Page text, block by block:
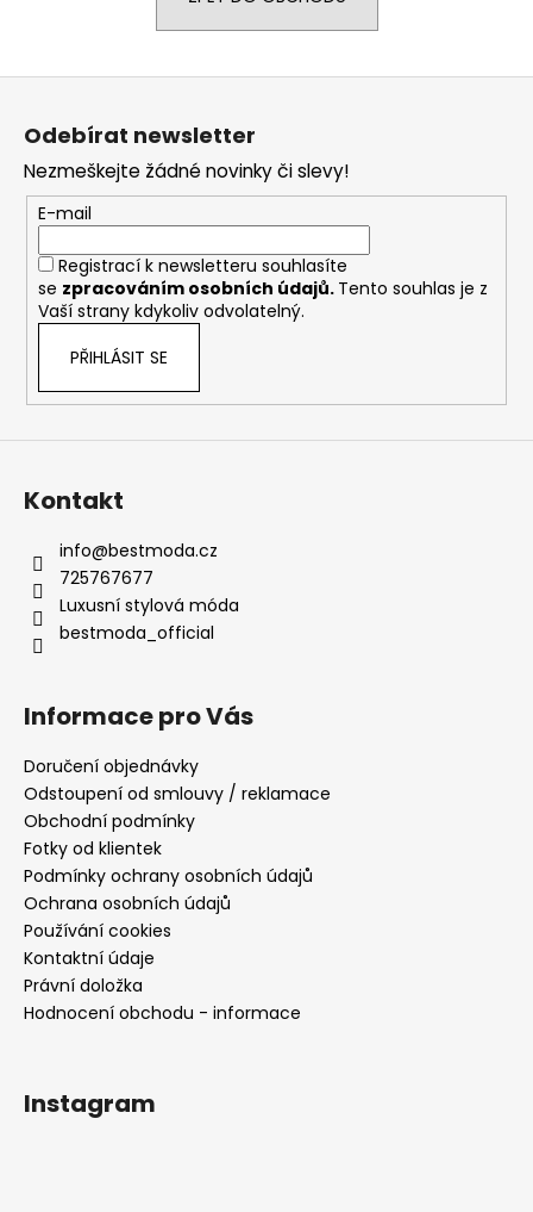
t
?
HLEDAT
o
p
r
u
u
e
m
KOKTEJLOVÉ
ŠATY
EVA
LOLA
1
290
Kč
Z
Odebírat newsletter
Nezmeškejte žádné novinky či slevy!
E-mail
Registrací k newsletteru souhlasíte
se zpracováním osobních údajů. Tento souhlas je z
Vaší strany kdykoliv odvolatelný.
PŘIHLÁSIT SE
Kontakt
info@bestmoda.cz
725767677
Luxusní stylová móda
bestmoda_official
Informace pro Vás
Doručení objednávky
Odstoupení od smlouvy / reklamace
Obchodní podmínky
Fotky od klientek
Podmínky ochrany osobních údajů
Ochrana osobních údajů
Používání cookies
Kontaktní údaje
Právní doložka
Hodnocení obchodu - informace
Instagram